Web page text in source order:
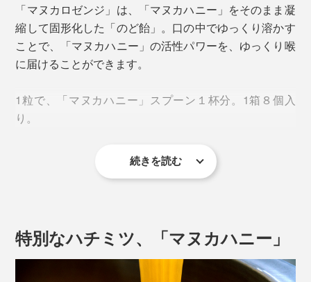
「マヌカロゼンジ」は、「マヌカハニー」をそのまま凝
縮して固形化した「のど飴」。口の中でゆっくり溶かす
ことで、「マヌカハニー」の活性パワーを、ゆっくり喉
に届けることができます。
1粒で、「マヌカハニー」スプーン１杯分。1箱８個入
り。
手は外出先でも消毒することができますが、喉は気軽に
方に。
外出先やオフィス、移動中、いつでも気軽に食べられま
続きを読む
特別なハチミツ、「マヌカハニー」